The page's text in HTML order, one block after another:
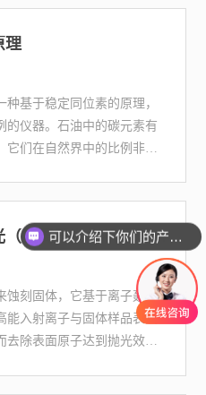
理
基于稳定同位素的原理，
的仪器。石油中的碳元素有
们在自然界中的比例非常
一分钟了解氩离子抛光（氩离子抛光机原理简介）
蚀刻固体，它基于离子轰击
能入射离子与固体样品表面
去除表面原子达到抛光效果
可以介绍下你们的产品么